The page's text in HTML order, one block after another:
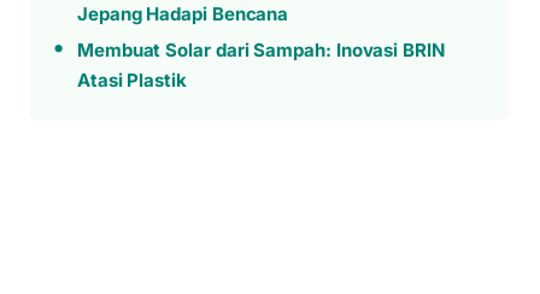
Jepang Hadapi Bencana
Membuat Solar dari Sampah: Inovasi BRIN
Atasi Plastik